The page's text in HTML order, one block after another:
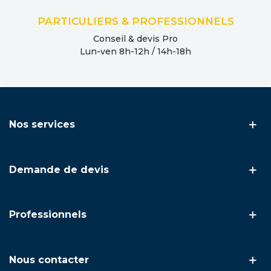
PARTICULIERS & PROFESSIONNELS
Conseil & devis Pro
Lun-ven 8h-12h / 14h-18h
Nos services
Demande de devis
Professionnels
Nous contacter